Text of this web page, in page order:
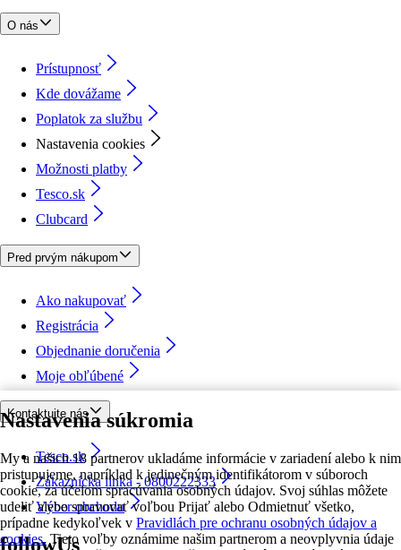
Nastavenia súkromia
My a našich 18 partnerov ukladáme informácie v zariadení alebo k nim
pristupujeme, napríklad k jedinečným identifikátorom v súboroch
cookie, za účelom spracúvania osobných údajov. Svoj súhlas môžete
udeliť alebo spravovať voľbou Prijať alebo Odmietnuť všetko,
prípadne kedykoľvek v Pravidlách pre ochranu osobných údajov a
cookies. Tieto voľby oznámime našim partnerom a neovplyvnia údaje
O nás
Prístupnosť
Kde dovážame
Poplatok za službu
Nastavenia cookies
Možnosti platby
Tesco.sk
Clubcard
Pred prvým nákupom
Ako nakupovať
Registrácia
Objednanie doručenia
Moje obľúbené
Kontaktujte nás
Tesco.sk
Zákaznícka linka - 0800222333
Výber obchodu
followUs